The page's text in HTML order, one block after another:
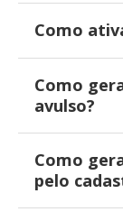
Como
Como
avulso?
Como
pelo